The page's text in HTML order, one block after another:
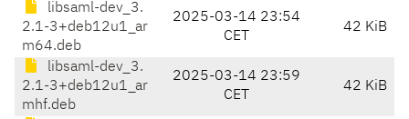
libsaml-dev_3.
2.1-3+deb12u1_ar
m64.deb
2025-03-14 23:54
CET
42 KiB
libsaml-dev_3.
2.1-3+deb12u1_ar
mhf.deb
2025-03-14 23:59
CET
42 KiB